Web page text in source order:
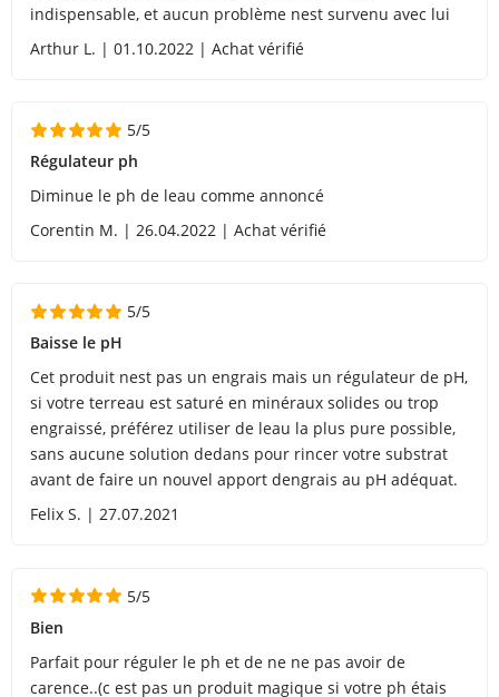
indispensable, et aucun problème nest survenu avec lui
Arthur L. | 01.10.2022 | Achat vérifié
5/5
Régulateur ph
Diminue le ph de leau comme annoncé
Corentin M. | 26.04.2022 | Achat vérifié
5/5
Baisse le pH
Cet produit nest pas un engrais mais un régulateur de pH,
si votre terreau est saturé en minéraux solides ou trop
engraissé, préférez utiliser de leau la plus pure possible,
sans aucune solution dedans pour rincer votre substrat
avant de faire un nouvel apport dengrais au pH adéquat.
Felix S. | 27.07.2021
5/5
Bien
Parfait pour réguler le ph et de ne ne pas avoir de
carence..(c est pas un produit magique si votre ph étais